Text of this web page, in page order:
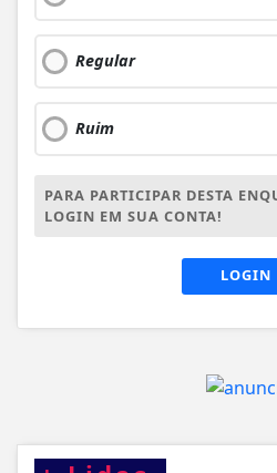
Regular
Ruim
PARA PARTICIPAR DESTA
LOGIN EM SUA CONTA!
LOGIN